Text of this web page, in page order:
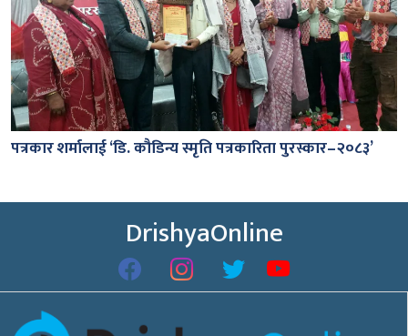
पत्रकार शर्मालाई ‘डि. कौडिन्य स्मृति पत्रकारिता पुरस्कार–२०८३’
DrishyaOnline